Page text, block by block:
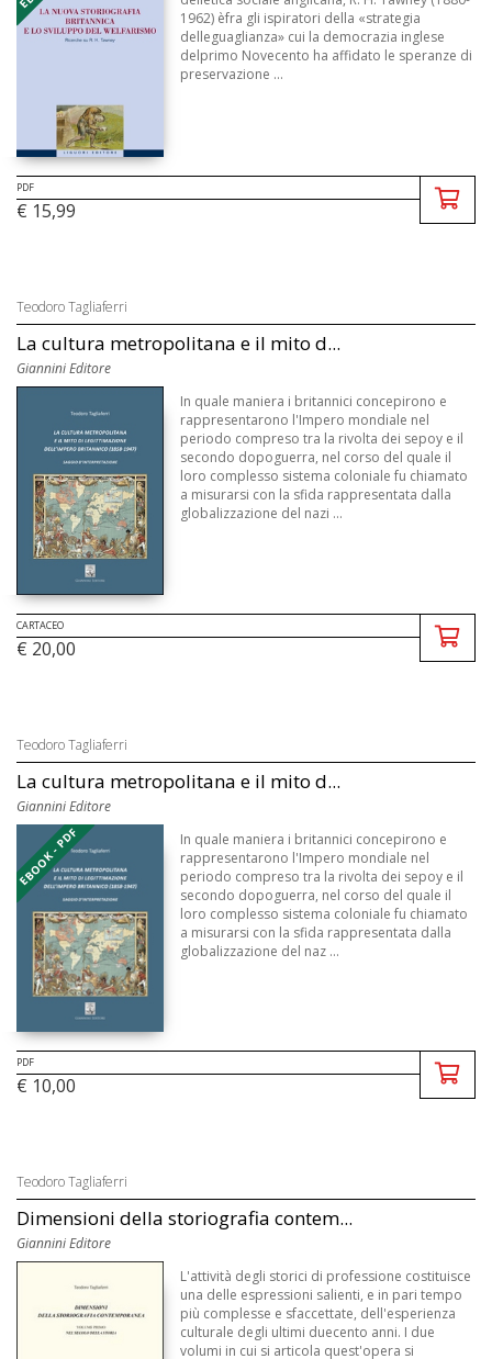
1962) èfra gli ispiratori della «strategia
delleguaglianza» cui la democrazia inglese
delprimo Novecento ha affidato le speranze di
preservazione ...
PDF
€ 15,99
Teodoro Tagliaferri
La cultura metropolitana e il mito d...
Giannini Editore
In quale maniera i britannici concepirono e
rappresentarono l'Impero mondiale nel
periodo compreso tra la rivolta dei sepoy e il
secondo dopoguerra, nel corso del quale il
loro complesso sistema coloniale fu chiamato
a misurarsi con la sfida rappresentata dalla
globalizzazione del nazi ...
CARTACEO
€ 20,00
Teodoro Tagliaferri
La cultura metropolitana e il mito d...
Giannini Editore
EBOOK - PDF
In quale maniera i britannici concepirono e
rappresentarono l'Impero mondiale nel
periodo compreso tra la rivolta dei sepoy e il
secondo dopoguerra, nel corso del quale il
loro complesso sistema coloniale fu chiamato
a misurarsi con la sfida rappresentata dalla
globalizzazione del naz ...
PDF
€ 10,00
Teodoro Tagliaferri
Dimensioni della storiografia contem...
Giannini Editore
L'attività degli storici di professione costituisce
una delle espressioni salienti, e in pari tempo
più complesse e sfaccettate, dell'esperienza
culturale degli ultimi duecento anni. I due
volumi in cui si articola quest'opera si